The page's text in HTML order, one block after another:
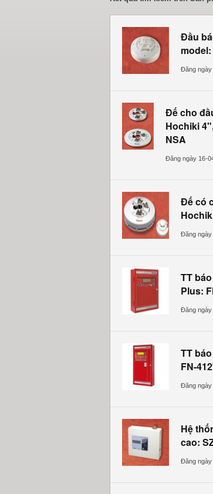
Đầu
Đăng ngày
Đế cho
Hochiki
NSA
Đăng ngày 16-
Đế có
Đăng ngày
TT
Plus:
Đăng ngày
TT
FN-
Đăng ngày
Hệ
cao:
Đăng ngày